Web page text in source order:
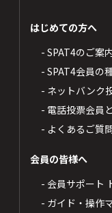
はじめての方へ
- SPAT4のご案
- SPAT4会員の
- ネットバンク
- 電話投票会員
- よくあるご質
会員の皆様へ
- 会員サポート
- ガイド・操作